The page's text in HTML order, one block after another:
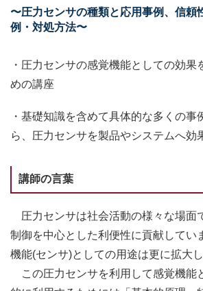
〜圧力センサの種類と応用事例、信頼
例・対処方法〜
・圧力センサの感覚機能としての効果
めの講座
・基礎知識を含めて具体的な多くの事
ら、圧力センサを製品やシステムへ効
講師の言葉
圧力センサは社会活動の様々な場面
制御を中心とした利便性に貢献してい
機能(センサ)としての用途は更に拡大し
この圧力センサを利用して感覚機能